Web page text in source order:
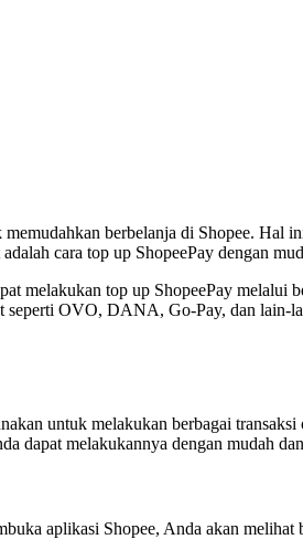
berbelanja di Shopee. Hal
cara top up ShopeePay dengan
melakukan top up ShopeePay melalui
OVO, DANA, Go-Pay, dan
untuk melakukan berbagai
dapat melakukannya dengan mudah
aplikasi Shopee, Anda akan melihat